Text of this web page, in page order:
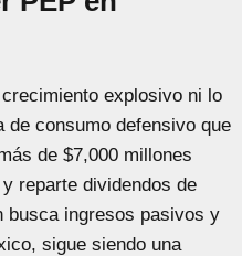
explosivo ni lo
de consumo defensivo que
de $7,000 millones
reparte dividendos de
busca ingresos pasivos y
sigue siendo una